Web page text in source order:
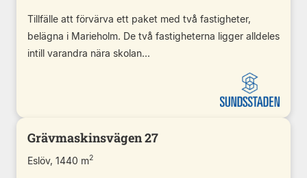
Tillfälle att förvärva ett paket med två fastigheter,
belägna i Marieholm. De två fastigheterna ligger alldeles
intill varandra nära skolan...
Grävmaskinsvägen 27
Eslöv, 1440 m2